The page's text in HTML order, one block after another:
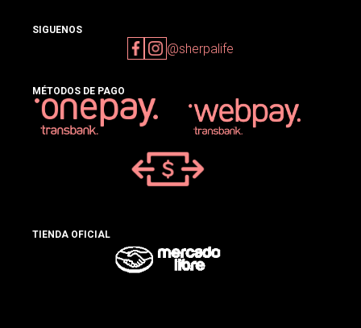
SIGUENOS
@sherpalife
MÉTODOS DE PAGO
TIENDA OFICIAL